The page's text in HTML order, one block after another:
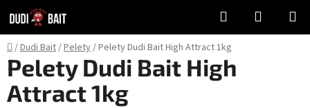
na
obsah
Hľadať
KOŠÍK
Domov
/Dudi Bait/Pelety/Pelety Dudi Bait High Attract 1kg
Pelety Dudi Bait High
Attract 1kg